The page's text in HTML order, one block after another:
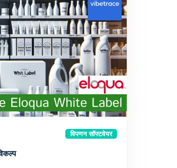
विपणन सॉफ्टवेयर